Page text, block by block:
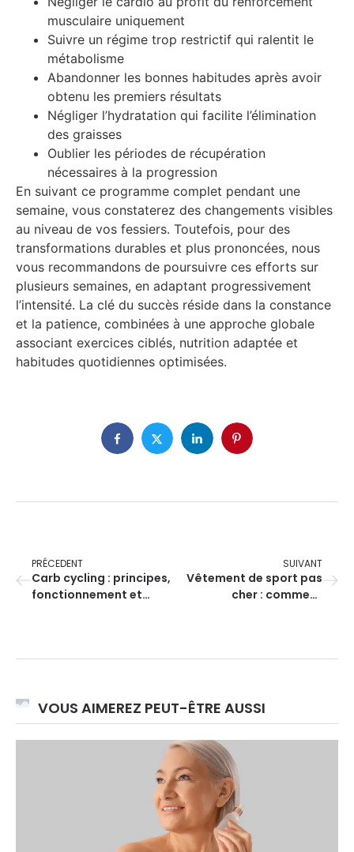
musculaire uniquement
Suivre un régime trop restrictif qui ralentit le
métabolisme
Abandonner les bonnes habitudes après avoir
obtenu les premiers résultats
Négliger l’hydratation qui facilite l’élimination
des graisses
Oublier les périodes de récupération
nécessaires à la progression
En suivant ce programme complet pendant une
semaine, vous constaterez des changements visibles
au niveau de vos fessiers. Toutefois, pour des
transformations durables et plus prononcées, nous
vous recommandons de poursuivre ces efforts sur
plusieurs semaines, en adaptant progressivement
l’intensité. La clé du succès réside dans la constance
et la patience, combinées à une approche globale
associant exercices ciblés, nutrition adaptée et
habitudes quotidiennes optimisées.
PRÉCEDENT
Carb cycling : principes,
fonctionnement et
SUIVANT
Vêtement de sport pas
cher : comment
VOUS AIMEREZ PEUT-ÊTRE AUSSI